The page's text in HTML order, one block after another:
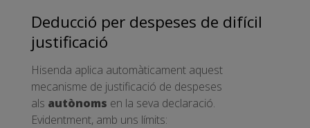
Deducció per despeses de difícil
justificació
Hisenda aplica automàticament aquest
mecanisme de justificació de despeses
als autònoms en la seva declaració.
Evidentment, amb uns límits: